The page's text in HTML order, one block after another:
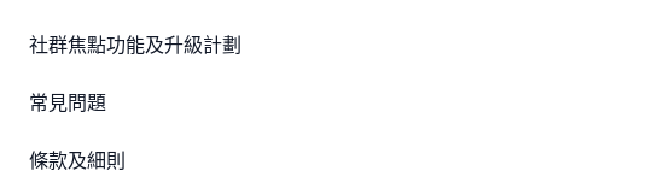
社群焦點功能及升級計劃
常見問題
條款及細則